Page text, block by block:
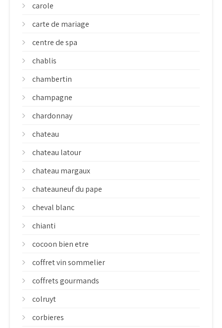
carole
carte de mariage
centre de spa
chablis
chambertin
champagne
chardonnay
chateau
chateau latour
chateau margaux
chateauneuf du pape
cheval blanc
chianti
cocoon bien etre
coffret vin sommelier
coffrets gourmands
colruyt
corbieres